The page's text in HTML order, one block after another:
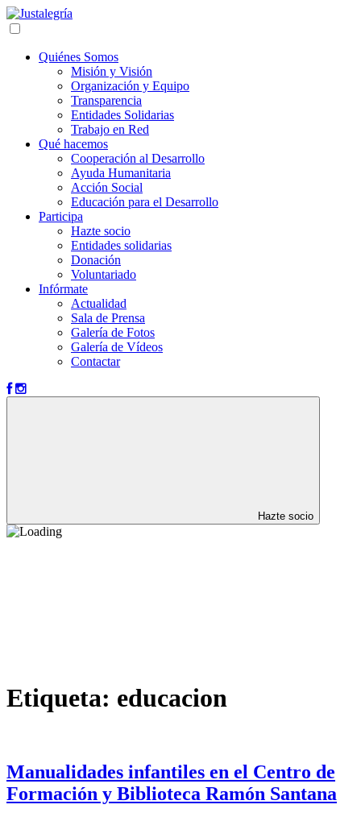
Quiénes Somos
Misión y Visión
Organización y Equipo
Transparencia
Entidades Solidarias
Trabajo en Red
Qué hacemos
Cooperación al Desarrollo
Ayuda Humanitaria
Acción Social
Educación para el Desarrollo
Participa
Hazte socio
Entidades solidarias
Donación
Voluntariado
Infórmate
Actualidad
Sala de Prensa
Galería de Fotos
Galería de Vídeos
Contactar
Hazte socio
Etiqueta: educacion
Manualidades infantiles en el Centro de
Formación y Biblioteca Ramón Santana